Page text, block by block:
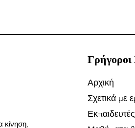
κίνηση,
Γρήγοροι
Αρχική
Σχετικά με
Εκπαιδευτές